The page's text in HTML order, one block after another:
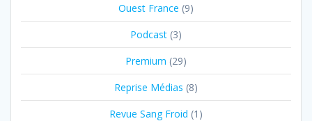
Ouest France (9)
Podcast (3)
Premium (29)
Reprise Médias (8)
Revue Sang Froid (1)